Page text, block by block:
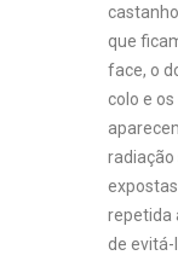
que
face, o
colo e
radiação
repetida
de